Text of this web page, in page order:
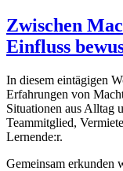
Zwischen
Einfluss
In diesem eintägigen
Erfahrungen von
Situationen aus Alltag
Teammitglied,
Lernende:r.
Gemeinsam erkunden